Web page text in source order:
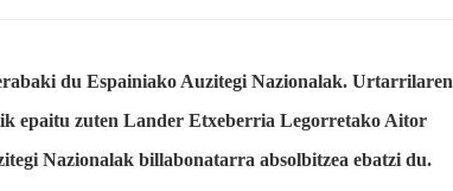
du Espainiako Auzitegi Nazionalak. Urtarrilaren
epaitu zuten Lander Etxeberria Legorretako Aitor
Nazionalak billabonatarra absolbitzea ebatzi du.